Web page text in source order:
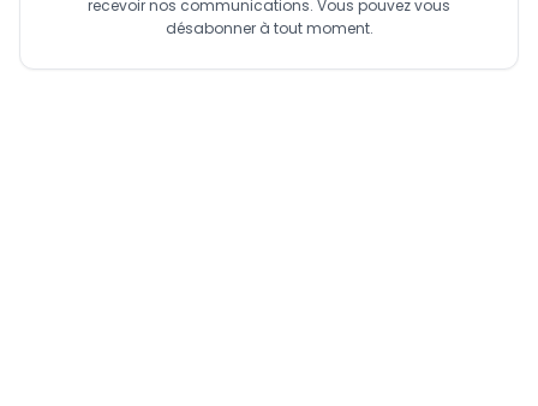
recevoir nos communications. Vous pouvez vous
désabonner à tout moment.